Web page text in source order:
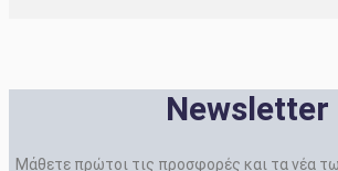
Newsletter
Μάθετε πρώτοι τις προσφορές και τα νέα